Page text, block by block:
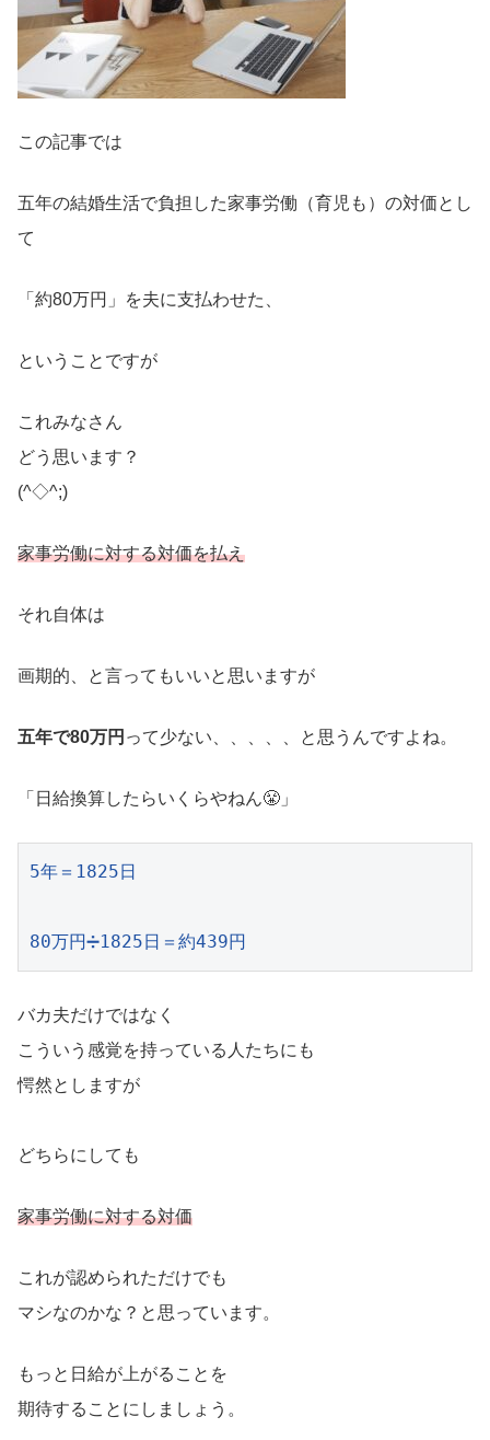
この記事では
五年の結婚生活で負担した家事労働（育児も）の対価とし
て
「約80万円」を夫に支払わせた、
ということですが
これみなさん
どう思います？
(^◇^;)
家事労働に対する対価を払え
それ自体は
画期的、と言ってもいいと思いますが
五年で80万円 って少ない、、、、、と思うんですよね。
「日給換算したらいくらやねん😤」
5年＝1825日
80万円➗1825日＝約439円
バカ夫だけではなく
こういう感覚を持っている人たちにも
愕然としますが
どちらにしても
家事労働に対する対価
これが認められただけでも
マシなのかな？と思っています。
もっと日給が上がることを
期待することにしましょう。